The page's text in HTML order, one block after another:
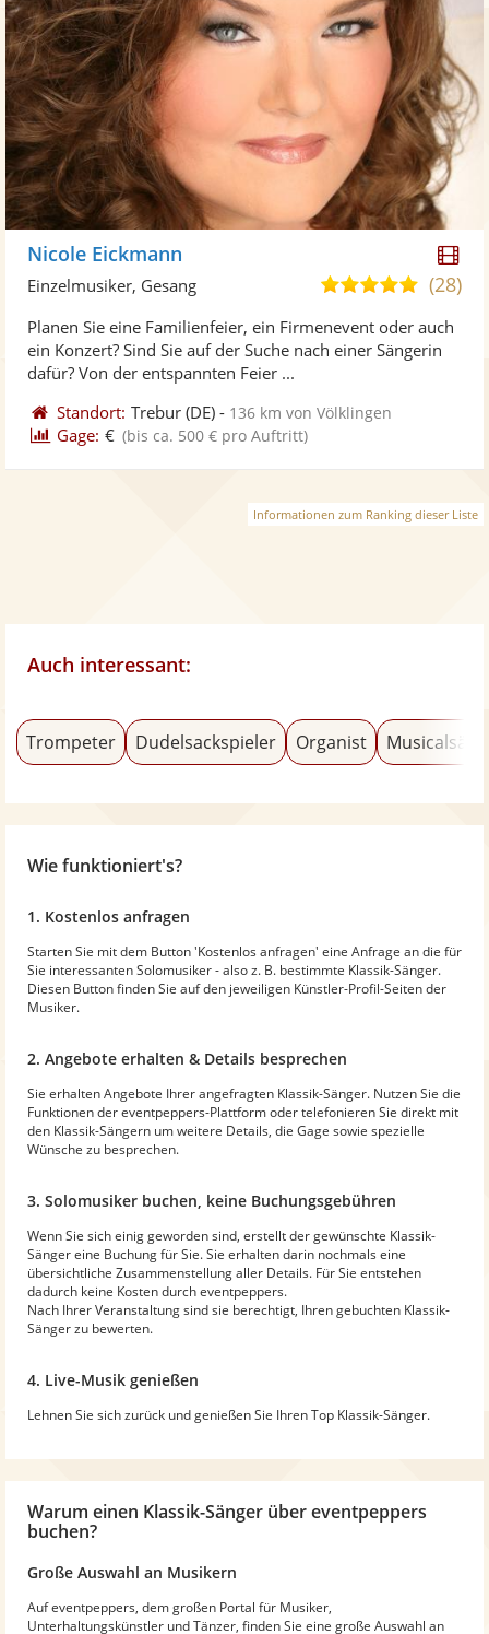
Nicole Eickmann
4,9
5
(28)
Einzelmusiker, Gesang
Planen Sie eine Familienfeier, ein Firmenevent oder auch
ein Konzert? Sind Sie auf der Suche nach einer Sängerin
dafür? Von der entspannten Feier ...
Standort: Trebur (DE) - 136 km von Völklingen
Gage: € (bis ca. 500 € pro Auftritt)
Informationen zum Ranking dieser Liste
Auch interessant:
Trompeter Dudelsackspieler Organist
Wie funktioniert's?
1. Kostenlos anfragen
Starten Sie mit dem Button 'Kostenlos anfragen' eine Anfrage an die für
Sie interessanten Solomusiker - also z. B. bestimmte Klassik-Sänger.
Diesen Button finden Sie auf den jeweiligen Künstler-Profil-Seiten der
Musiker.
2. Angebote erhalten & Details besprechen
Sie erhalten Angebote Ihrer angefragten Klassik-Sänger. Nutzen Sie die
Funktionen der eventpeppers-Plattform oder telefonieren Sie direkt mit
den Klassik-Sängern um weitere Details, die Gage sowie spezielle
Wünsche zu besprechen.
3. Solomusiker buchen, keine Buchungsgebühren
Wenn Sie sich einig geworden sind, erstellt der gewünschte Klassik-
Sänger eine Buchung für Sie. Sie erhalten darin nochmals eine
übersichtliche Zusammenstellung aller Details. Für Sie entstehen
dadurch keine Kosten durch eventpeppers.
Nach Ihrer Veranstaltung sind sie berechtigt, Ihren gebuchten Klassik-
Sänger zu bewerten.
4. Live-Musik genießen
Lehnen Sie sich zurück und genießen Sie Ihren Top Klassik-Sänger.
Warum einen Klassik-Sänger über eventpeppers
buchen?
Große Auswahl an Musikern
Auf eventpeppers, dem großen Portal für Musiker,
Unterhaltungskünstler und Tänzer, finden Sie eine große Auswahl an